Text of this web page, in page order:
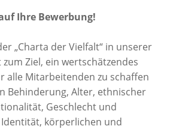
Ihre Bewerbung!
„Charta der Vielfalt“ in unserer
Ziel, ein wertschätzendes
alle Mitarbeitenden zu schaffen
Behinderung, Alter, ethnischer
Geschlecht und
körperlichen und